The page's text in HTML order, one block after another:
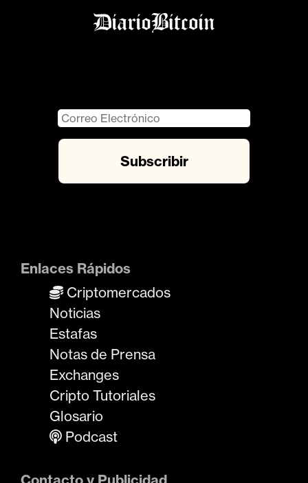
Enlaces Rápidos
Criptomercados
Noticias
Estafas
Notas de Prensa
Exchanges
Cripto Tutoriales
Glosario
Podcast